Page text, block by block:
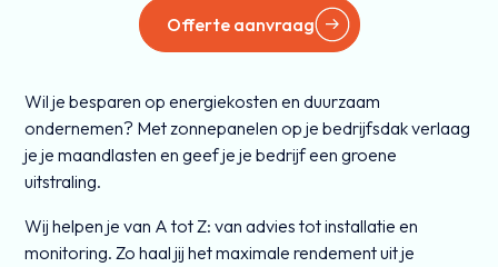
Offerte aanvraag
Wil je besparen op energiekosten en duurzaam
ondernemen? Met zonnepanelen op je bedrijfsdak verlaag
je je maandlasten en geef je je bedrijf een groene
uitstraling.
Wij helpen je van A tot Z: van advies tot installatie en
monitoring. Zo haal jij het maximale rendement uit je